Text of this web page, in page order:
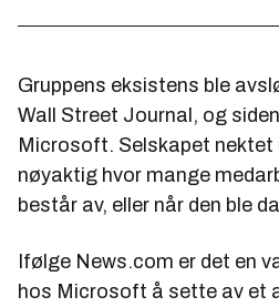
Gruppens eksistens ble
Wall Street Journal , og
Microsoft. Selskapet
nøyaktig hvor mange
består av, eller når den ble
Ifølge News.com er det en
hos Microsoft å sette av et